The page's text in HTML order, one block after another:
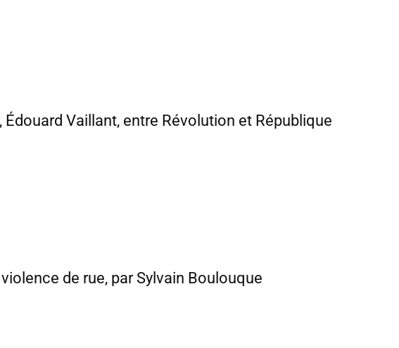
Édouard Vaillant, entre Révolution et République
de rue, par Sylvain Boulouque